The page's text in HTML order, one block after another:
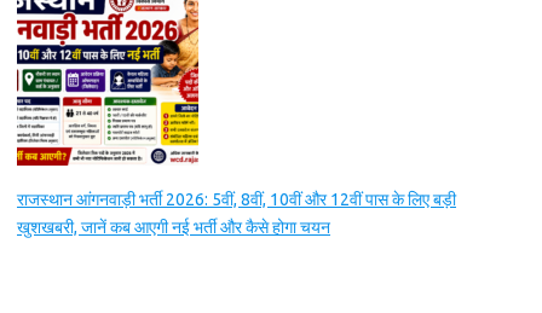
राजस्थान आंगनवाड़ी भर्ती 2026: 5वीं, 8वीं, 10वीं और 12वीं पास के लिए बड़ी
खुशखबरी, जानें कब आएगी नई भर्ती और कैसे होगा चयन